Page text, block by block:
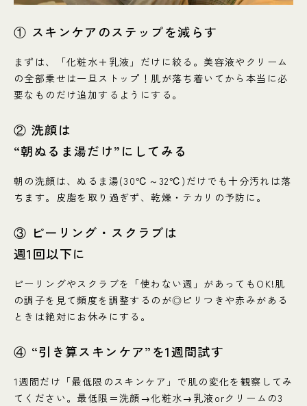
① スキンケアのステップを減らす
まずは、「化粧水＋乳液」だけに絞る。美容液やクリーム
の全部乗せは一旦ストップ！肌が落ち着いてから本当に必
要なものだけ追加するようにする。
② 洗顔は
“朝ぬるま湯だけ”にしてみる
朝の洗顔は、ぬるま湯(30℃～32℃)だけでも十分汚れは落
ちます。皮脂を取り過ぎず、乾燥・テカリの予防に。
③ ピーリング・スクラブは
週1回以下に
ピーリングやスクラブを「使わない週」があってもOK!肌
の調子を見て頻度を調整するのが◎ピリつきや赤みがある
ときは絶対にお休みにする。
④ “引き算スキンケア”を1週間試す
1週間だけ「最低限のスキンケア」で肌の変化を観察してみ
てください。最低限＝洗顔→化粧水→乳液orクリームの3